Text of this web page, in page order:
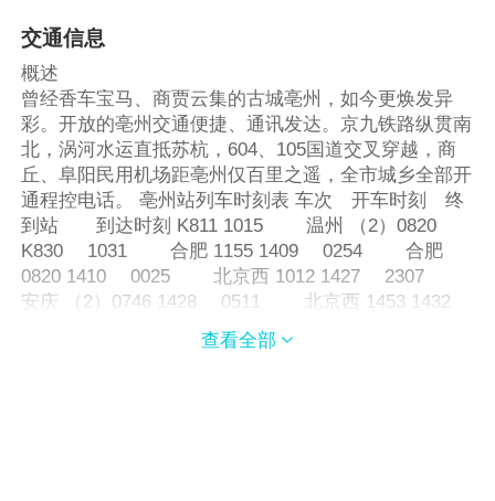
交通信息
概述
曾经香车宝马、商贾云集的古城亳州，如今更焕发异
彩。开放的亳州交通便捷、通讯发达。京九铁路纵贯南
北，涡河水运直抵苏杭，604、105国道交叉穿越，商
丘、阜阳民用机场距亳州仅百里之遥，全市城乡全部开
通程控电话。 亳州站列车时刻表 车次 开车时刻 终
到站 到达时刻 K811 1015 温州 （2）0820
K830 1031 合肥 1155 1409 0254 合肥
0820 1410 0025 北京西 1012 1427 2307
安庆 （2）0746 1428 0511 北京西 1453 1432
0250 成都 （2）0815 1431 0028 南京西
1027 1431 0028 合肥 0530 1453 2157 南昌
查看全部 